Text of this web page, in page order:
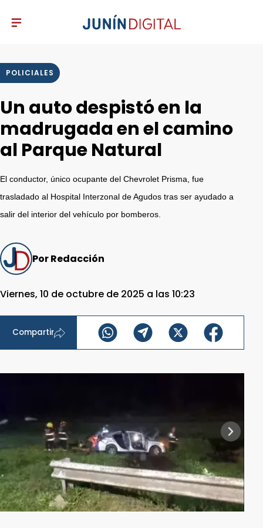
POLICIALES
Un auto despistó en la
madrugada en el camino
al Parque Natural
El conductor, único ocupante del Chevrolet Prisma, fue
trasladado al Hospital Interzonal de Agudos tras ser ayudado a
salir del interior del vehículo por bomberos.
Por Redacción
Viernes, 10 de octubre de 2025 a las 10:23
Compartir